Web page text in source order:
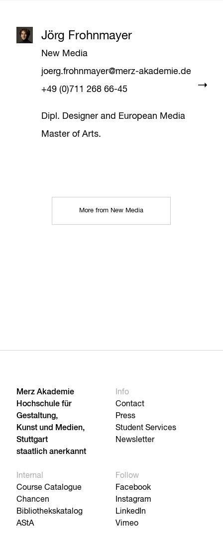
Jörg Frohnmayer
New Media
joerg.frohnmayer@merz-akademie.de
+49 (0)711 268 66-45
Dipl. Designer and European Media
Master of Arts.
More from New Media
Merz Akademie
Hochschule für
Gestaltung,
Kunst und Medien,
Stuttgart
staatlich anerkannt
Info
Contact
Press
Student Services
Newsletter
Internal
Course Catalogue
Chancen
Bibliothekskatalog
AStA
Follow
Facebook
Instagram
LinkedIn
Vimeo